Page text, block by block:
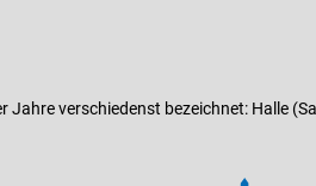
Jahre verschiedenst bezeichnet: Halle